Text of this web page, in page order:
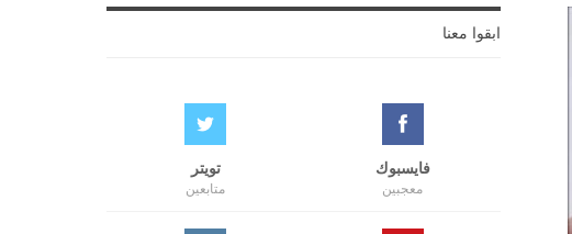
ابقوا معنا
فايسبوك
معجبين
تويتر
متابعين